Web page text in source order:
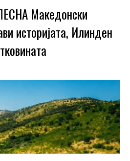
Македонски
историјата, Илинден